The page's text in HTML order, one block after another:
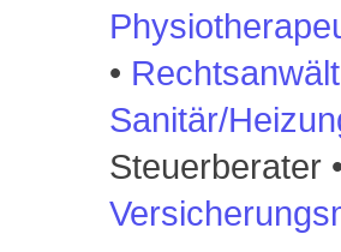
P
•
Sanitär/
Steuerberater